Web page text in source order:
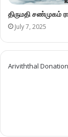
திருமதி சண்முகம்
July 7, 2025
Ariviththal